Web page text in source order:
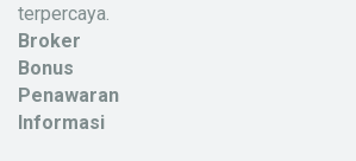
terpercaya.
Broker
Bonus
Penawaran
Informasi